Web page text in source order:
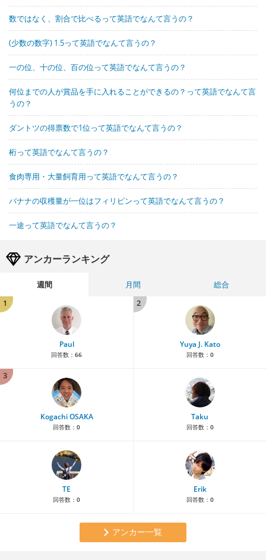
数ではなく、割合で比べるって英語でなんて言うの？
(少数の数字) 1.5って英語でなんて言うの？
一の位、十の位、百の位って英語でなんて言うの？
何位までの人が賞品を手に入れることができるの？って英語でなんて言
うの？
ダントツの得票数で1位って英語でなんて言うの？
桁って英語でなんて言うの？
食肉専用・大量飼育用って英語でなんて言うの？
バナナの収穫量が一位はフィリピンって英語でなんて言うの？
一途って英語でなんて言うの？
アンカーランキング
週間 月間
総合
1
Paul
回答数： 66
2
Yuya J. Kato
回答数： 0
3
Kogachi OSAKA
回答数： 0
Taku
回答数： 0
TE
回答数： 0
Erik
回答数： 0
アンカー一覧